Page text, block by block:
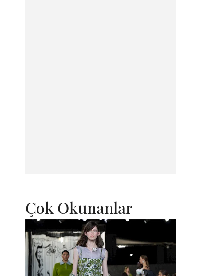
Çok Okunanlar